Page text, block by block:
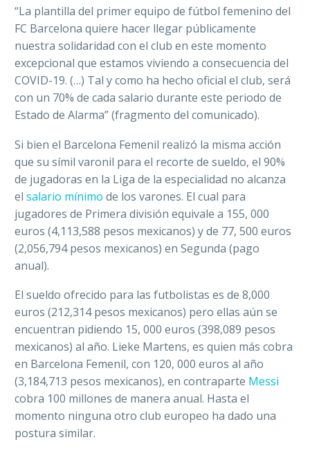
“La plantilla del primer equipo de fútbol femenino del
FC Barcelona quiere hacer llegar públicamente
nuestra solidaridad con el club en este momento
excepcional que estamos viviendo a consecuencia del
COVID-19. (…) Tal y como ha hecho oficial el club, será
con un 70% de cada salario durante este periodo de
Estado de Alarma” (fragmento del comunicado).
Si bien el Barcelona Femenil realizó la misma acción
que su símil varonil para el recorte de sueldo, el 90%
de jugadoras en la Liga de la especialidad no alcanza
el salario mínimo de los varones. El cual para
jugadores de Primera división equivale a 155, 000
euros (4,113,588 pesos mexicanos) y de 77, 500 euros
(2,056,794 pesos mexicanos) en Segunda (pago
anual).
El sueldo ofrecido para las futbolistas es de 8,000
euros (212,314 pesos mexicanos) pero ellas aún se
encuentran pidiendo 15, 000 euros (398,089 pesos
mexicanos) al año. Lieke Martens, es quien más cobra
en Barcelona Femenil, con 120, 000 euros al año
(3,184,713 pesos mexicanos), en contraparte Messi
cobra 100 millones de manera anual. Hasta el
momento ninguna otro club europeo ha dado una
postura similar.